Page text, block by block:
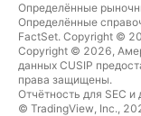
Определённые
Определённые
FactSet. Copyright ©
Copyright © 2026,
данных CUSIP
права защищены.
Отчётность для SEC
© TradingView, Inc.,